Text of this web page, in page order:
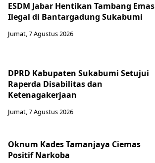
ESDM Jabar Hentikan Tambang Emas
Ilegal di Bantargadung Sukabumi
Jumat, 7 Agustus 2026
DPRD Kabupaten Sukabumi Setujui
Raperda Disabilitas dan
Ketenagakerjaan
Jumat, 7 Agustus 2026
Oknum Kades Tamanjaya Ciemas
Positif Narkoba